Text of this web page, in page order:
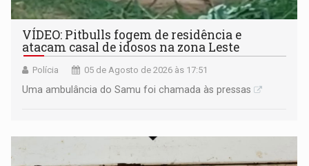
VÍDEO: Pitbulls fogem de residência e
atacam casal de idosos na zona Leste
Polícia 05 de Agosto de 2026 às 17:51
Uma ambulância do Samu foi chamada às pressas